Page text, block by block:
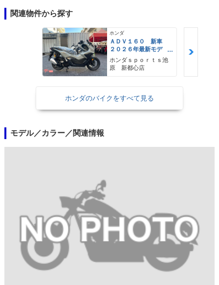
関連物件から探す
ホンダ
ＡＤＶ１６０ 新車
２０２６年最新モデ
ル パールスモーキー
グレー スマートキ
ー ２９Ｌメットイ
ホンダｓｐｏｒｔｓ池
原 新都心店
ホンダのバイクをすべて見る
モデル／カラー／関連情報